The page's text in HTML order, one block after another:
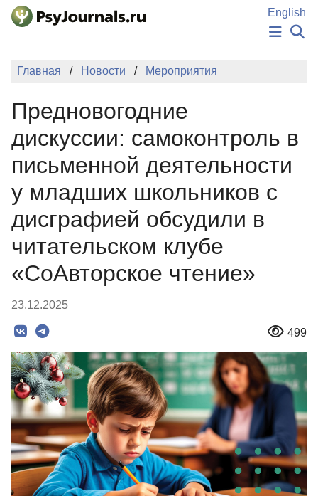
Перейти к основному содержанию
English
НОВОСТИ
ПОДАТЬ РУКОПИСЬ
КЛЮЧЕВЫЕ СЛОВА
Регистрация
Вход
Главная Новости Мероприятия
Предновогодние
дискуссии: самоконтроль в
письменной деятельности
у младших школьников с
дисграфией обсудили в
читательском клубе
«СоАвторское чтение»
23.12.2025
499